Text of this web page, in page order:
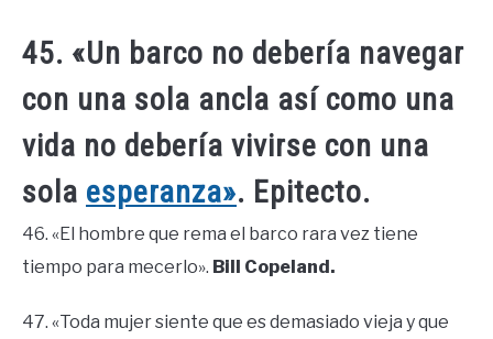
45. «Un barco no debería navegar
con una sola ancla así como una
vida no debería vivirse con una
sola esperanza». Epitecto.
46. «El hombre que rema el barco rara vez tiene
tiempo para mecerlo». Bill Copeland.
47. «Toda mujer siente que es demasiado vieja y que